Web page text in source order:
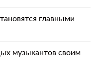
главными
музыкантов своим